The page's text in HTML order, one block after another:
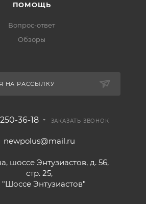
ПОМОЩЬ
Вопрос-ответ
Обзоры
НА РАССЫЛКУ
36-18 ЗАКАЗАТЬ ЗВОНОК
newpolus@mail.ru
шоссе Энтузиастов, д. 56,
стр. 25,
"Шоссе Энтузиастов"